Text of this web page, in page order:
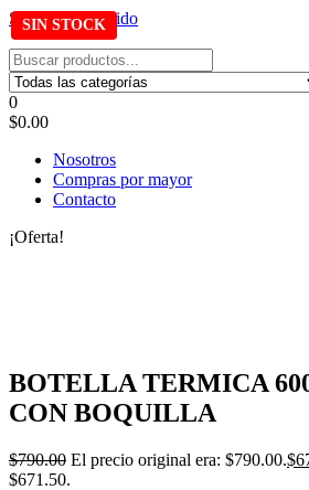
Saltar al contenido
Tel: 22087679 – Cel: 097 822122 –
0
$0.00
Nosotros
Compras por mayor
Contacto
¡Oferta!
BOTELLA TERMICA
CON BOQUILLA
$790.00 El precio original era: $790.00.$
$671.50.